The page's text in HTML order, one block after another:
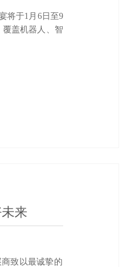
将于1月6日至9
盖机器人、智
来
商致以最诚挚的